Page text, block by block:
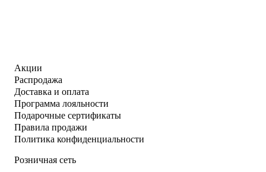
Акции
Распродажа
Доставка и оплата
Программа лояльности
Подарочные сертификаты
Правила продажи
Политика конфиденциальности
Розничная сеть